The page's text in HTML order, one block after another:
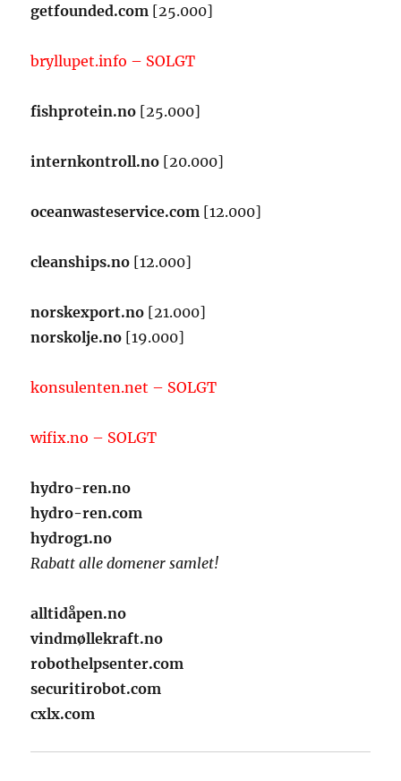
getfounded.com [25.000]
bryllupet.info – SOLGT
fishprotein.no [25.000]
internkontroll.no [20.000]
oceanwasteservice.com [12.000]
cleanships.no [12.000]
norskexport.no [21.000]
norskolje.no [19.000]
konsulenten.net – SOLGT
wifix.no – SOLGT
hydro-ren.no
hydro-ren.com
hydrog1.no
Rabatt alle domener samlet!
alltidåpen.no
vindmøllekraft.no
robothelpsenter.com
securitirobot.com
cxlx.com